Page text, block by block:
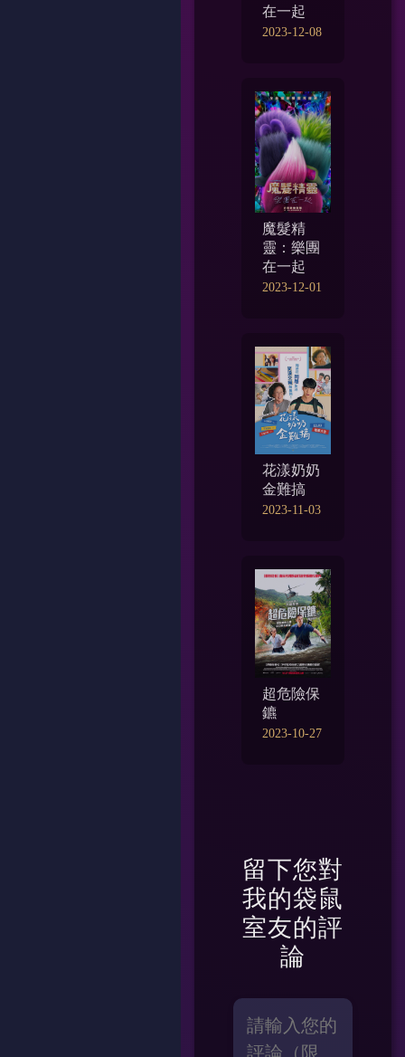
在一起
2023-12-08
魔髮精
靈：樂團
在一起
2023-12-01
花漾奶奶
金難搞
2023-11-03
超危險保
鑣
2023-10-27
留下您對
我的袋鼠
室友的評
論